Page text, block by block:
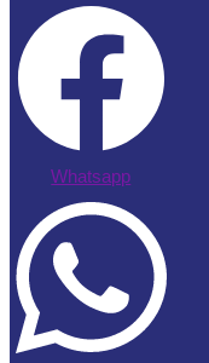
Whatsapp